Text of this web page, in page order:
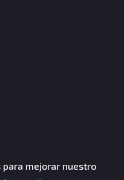
mejorar nuestro